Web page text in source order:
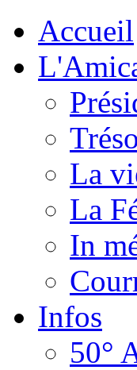
Accueil
La
La
In
Infos
50°